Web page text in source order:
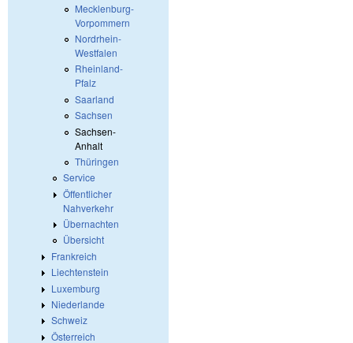
Mecklenburg-
Vorpommern
Nordrhein-
Westfalen
Rheinland-
Pfalz
Saarland
Sachsen
Sachsen-
Anhalt
Thüringen
Service
Öffentlicher
Nahverkehr
Übernachten
Übersicht
Frankreich
Liechtenstein
Luxemburg
Niederlande
Schweiz
Österreich